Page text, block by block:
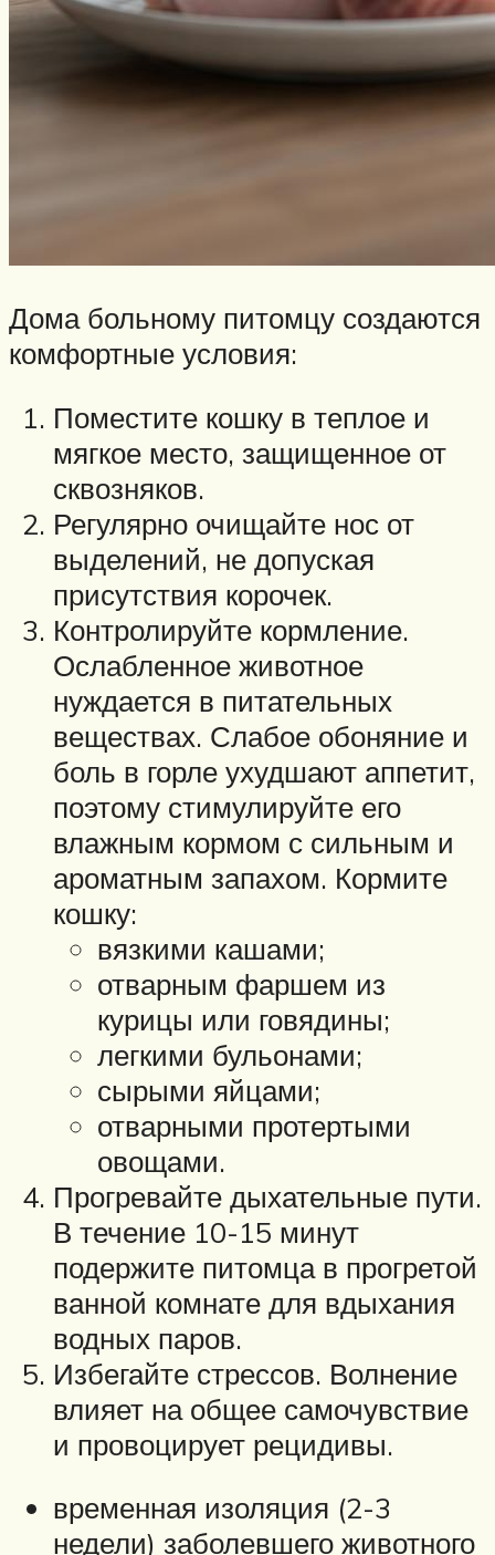
Дома больному питомцу создаются
комфортные условия:
Поместите кошку в теплое и
мягкое место, защищенное от
сквозняков.
Регулярно очищайте нос от
выделений, не допуская
присутствия корочек.
Контролируйте кормление.
Ослабленное животное
нуждается в питательных
веществах. Слабое обоняние и
боль в горле ухудшают аппетит,
поэтому стимулируйте его
влажным кормом с сильным и
ароматным запахом. Кормите
кошку:
вязкими кашами;
отварным фаршем из
курицы или говядины;
легкими бульонами;
сырыми яйцами;
отварными протертыми
овощами.
Прогревайте дыхательные пути.
В течение 10-15 минут
подержите питомца в прогретой
ванной комнате для вдыхания
водных паров.
Избегайте стрессов. Волнение
влияет на общее самочувствие
и провоцирует рецидивы.
временная изоляция (2-3
недели) заболевшего животного